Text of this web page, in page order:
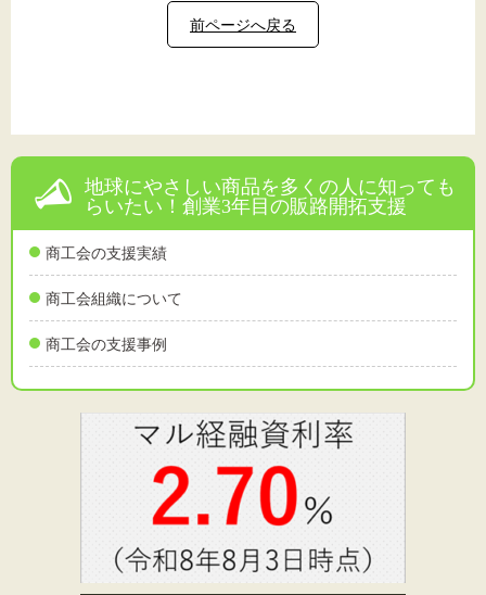
地球にやさしい商品を多くの人に知っても
らいたい！創業3年目の販路開拓支援
商工会の支援実績
商工会組織について
商工会の支援事例
前ページへ戻る